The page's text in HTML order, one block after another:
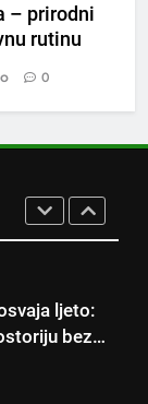
– prirodni
rutinu
0
spominje
trik koji
ljeto:
bez
za struju!